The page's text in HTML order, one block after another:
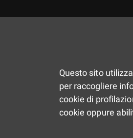
Questo sito
per raccogliere
cookie di
cookie oppure